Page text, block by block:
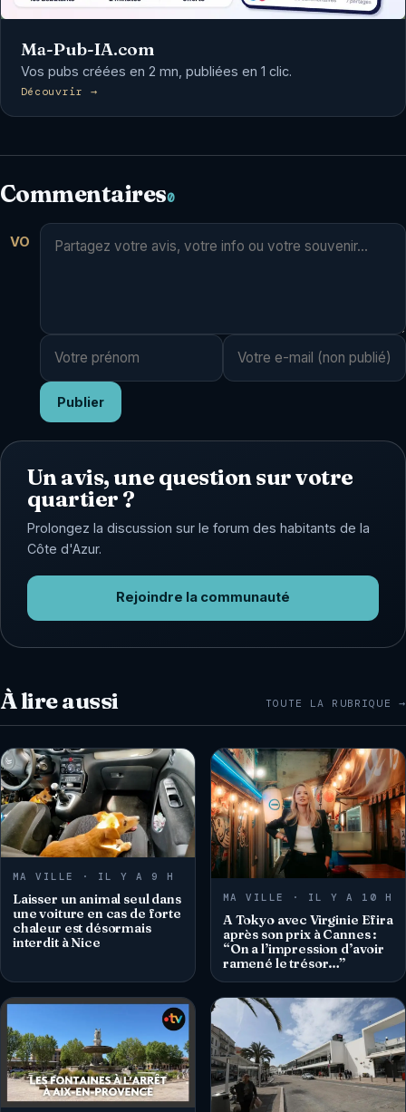
Ma-Pub-IA.com
Vos pubs créées en 2 mn, publiées en 1 clic.
Découvrir →
Commentaires0
VO
Publier
Un avis, une question sur votre
quartier ?
Prolongez la discussion sur le forum des habitants de la
Côte d'Azur.
Rejoindre la communauté
À lire aussi TOUTE LA RUBRIQUE →
MA VILLE · IL Y A 9 H
Laisser un animal seul dans
une voiture en cas de forte
chaleur est désormais
interdit à Nice
MA VILLE · IL Y A 10 H
A Tokyo avec Virginie Efira
après son prix à Cannes :
“On a l’impression d’avoir
ramené le trésor…”